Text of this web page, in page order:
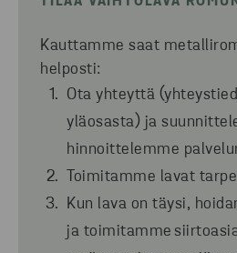
Kauttamme saat
helposti:
Ota yhteyttä
yläosasta) ja
hinnoittelemme
Toimitamme lavat
Kun lava on täysi,
ja toimitamme